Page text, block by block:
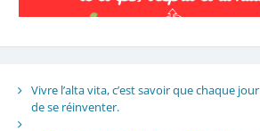
Vivre l’alta vita, c’est savoir que chaque
de se réinventer.